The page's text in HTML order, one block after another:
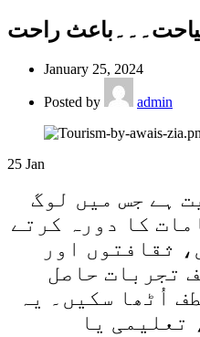
راحت
January 25, 2024
Posted by admin
25 Jan
ہے جس میں لوگ
کا دورہ کرتے
ثقافتوں اور
تجربات حاصل
اُٹھا سکیں۔ یہ
تعلیمی یا